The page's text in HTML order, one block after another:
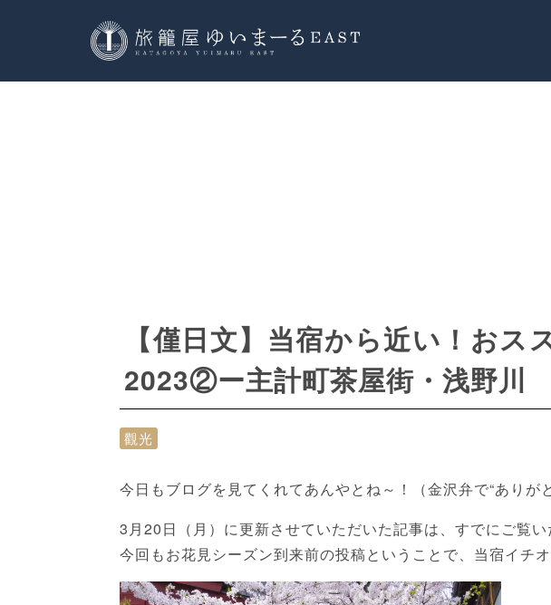
【僅日文】当宿から近い！お
2023②ー主計町茶屋街・浅野川
觀光
今日もブログを見てくれてあんやとね～！（金沢弁で“ありが
3月20日（月）に更新させていただいた記事は、すでにご覧
今回もお花見シーズン到来前の投稿ということで、当宿イチ